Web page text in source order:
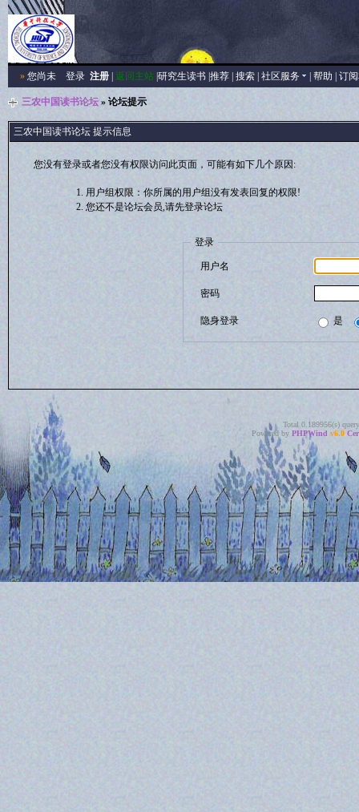
»您尚未 登录 注册| 返回主站| 研究生读书| 推荐| 搜索| 社区服务 帮助 订
三农中国读书论坛» 论坛提示
三农中国读书论坛 提示信息
您没有登录或者您没有权限访问此页面，可能有如下几个原因:
用户组权限：你所属的用户组没有发表回复的权限!
您还不是论坛会员,请先登录论坛
登录
用户名
密码
隐身登录 是
Total 0.189956(s)
Powered by PHPWind v6.0